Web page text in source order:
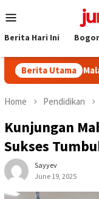
to
Menu
Berita Hari Ini
Berita Utama
Tour Malasari
Home Pendidikan
Kunjungan
Sukses
Sayyev
June 19, 2025